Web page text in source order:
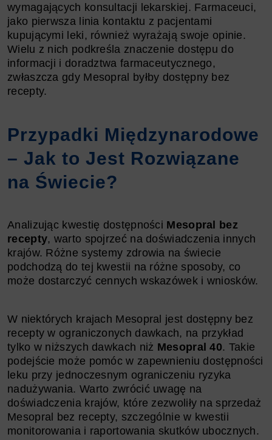
wymagających konsultacji lekarskiej. Farmaceuci,
jako pierwsza linia kontaktu z pacjentami
kupującymi leki, również wyrażają swoje opinie.
Wielu z nich podkreśla znaczenie dostępu do
informacji i doradztwa farmaceutycznego,
zwłaszcza gdy Mesopral byłby dostępny bez
recepty.
Przypadki Międzynarodowe
– Jak to Jest Rozwiązane
na Świecie?
Analizując kwestię dostępności Mesopral bez
recepty, warto spojrzeć na doświadczenia innych
krajów. Różne systemy zdrowia na świecie
podchodzą do tej kwestii na różne sposoby, co
może dostarczyć cennych wskazówek i wniosków.
W niektórych krajach Mesopral jest dostępny bez
recepty w ograniczonych dawkach, na przykład
tylko w niższych dawkach niż Mesopral 40. Takie
podejście może pomóc w zapewnieniu dostępności
leku przy jednoczesnym ograniczeniu ryzyka
nadużywania. Warto zwrócić uwagę na
doświadczenia krajów, które zezwoliły na sprzedaż
Mesopral bez recepty, szczególnie w kwestii
monitorowania i raportowania skutków ubocznych.